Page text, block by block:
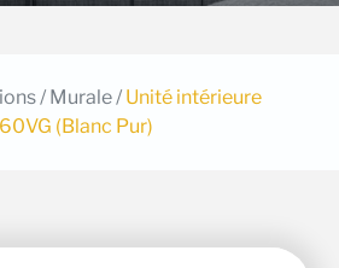
/ Murale/ Unité intérieure
(Blanc Pur)